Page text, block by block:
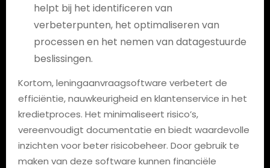
helpt bij het identificeren van
verbeterpunten, het optimaliseren van
processen en het nemen van datagestuurde
beslissingen.
Kortom, leningaanvraagsoftware verbetert de
efficiëntie, nauwkeurigheid en klantenservice in het
kredietproces. Het minimaliseert risico’s,
vereenvoudigt documentatie en biedt waardevolle
inzichten voor beter risicobeheer. Door gebruik te
maken van deze software kunnen financiële